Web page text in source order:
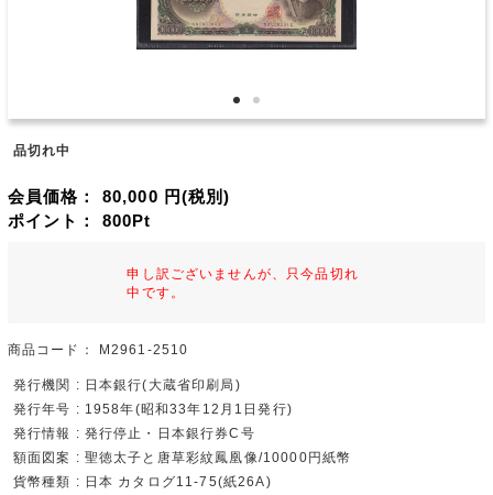
品切れ中
会員価格： 80,000 円(税別)
ポイント： 800Pt
申し訳ございませんが、只今品切れ
中です。
商品コード： M2961-2510
発行機関 : 日本銀行(大蔵省印刷局)
発行年号 : 1958年(昭和33年12月1日発行)
発行情報 : 発行停止・日本銀行券C号
額面図案 : 聖徳太子と唐草彩紋鳳凰像/10000円紙幣
貨幣種類 : 日本 カタログ11-75(紙26A)